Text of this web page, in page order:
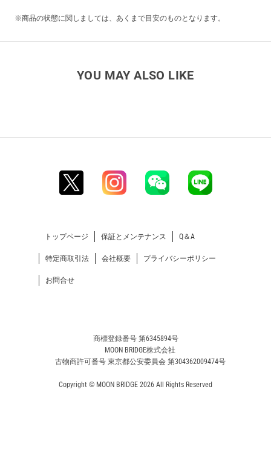
※商品の状態に関しましては、あくまで目安のものとなります。
YOU MAY ALSO LIKE
トップページ 保証とメンテナンス Q＆A
特定商取引法 会社概要 プライバシーポリシー
お問合せ
商標登録番号 第6345894号
MOON BRIDGE株式会社
古物商許可番号 東京都公安委員会 第304362009474号
Copyright © MOON BRIDGE 2026 All Rights Reserved